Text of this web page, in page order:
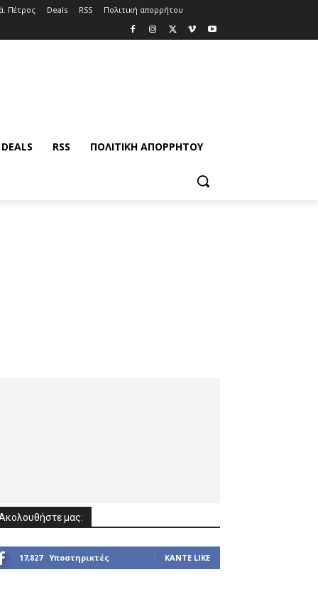
Πέτρος Deals RSS Πολιτική απορρήτου
DEALS RSS ΠΟΛΙΤΙΚΉ ΑΠΟΡΡΉΤΟΥ
μας:
17,827 Υποστηρικτές ΚΆΝΤΕ LIKE